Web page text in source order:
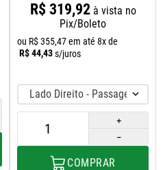
R$ 319,92à vista no
Pix/Boleto
ou R$355,47em até 8x de
R$44,43s/juros
Lado Direito - Passageiro
＋
－
COMPRAR